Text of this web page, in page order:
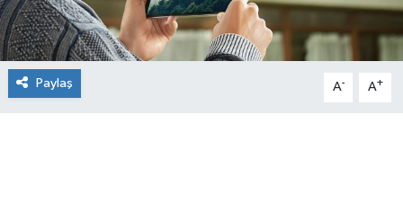
Paylaş A- A+